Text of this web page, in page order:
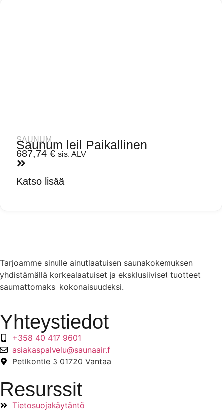
SAUNUM
Saunum leil Paikallinen
687,74 € sis. ALV
Katso lisää
Tarjoamme sinulle ainutlaatuisen saunakokemuksen
yhdistämällä korkealaatuiset ja eksklusiiviset tuotteet
saumattomaksi kokonaisuudeksi.
Yhteystiedot
+358 40 417 9601
asiakaspalvelu@saunaair.fi
Petikontie 3 01720 Vantaa
Resurssit
Tietosuojakäytäntö